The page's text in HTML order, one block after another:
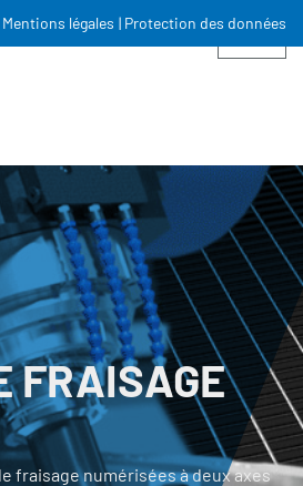
Mentions légales Protection des données
FRAISAGE
fraisage numérisées à deux axes